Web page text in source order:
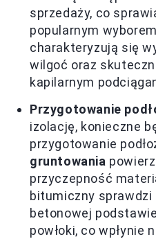
sprzedaży, co
popularnym
charakteryzują się
wilgoć oraz
kapilarnym
Przygotowanie
izolację, konieczne
przygotowanie
gruntowania
przyczepność
bitumiczny sprawdzi
betonowej
powłoki, co wpłynie